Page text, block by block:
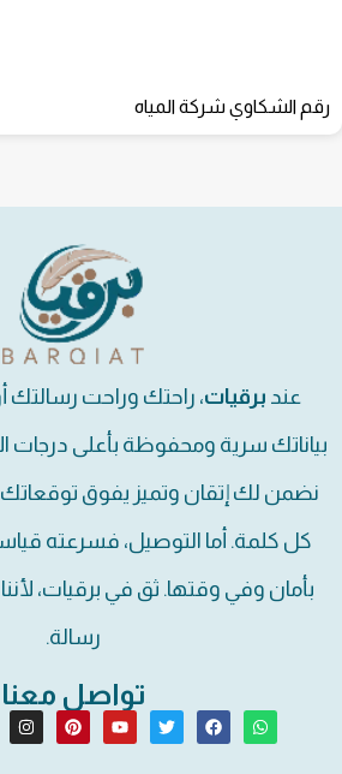
رقم الشكاوي شركة المياه
عند برقيات، راحتك وراحت رسالتك
بياناتك سرية ومحفوظة بأعلى درجات
نضمن لك إتقان وتميز يفوق
كل كلمة. أما التوصيل، فسرعته
بأمان وفي وقتها. ثق في برقيات،
رسالة.
تواصل معنا